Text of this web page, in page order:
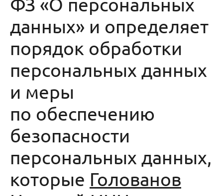
данных» и определяет
порядок обработки
персональных данных
и меры
по обеспечению
безопасности
персональных данных,
которые Голованов